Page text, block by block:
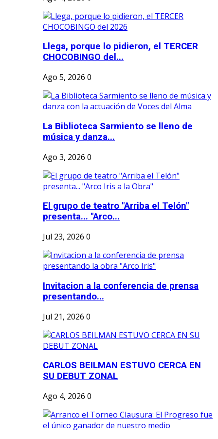
Llega, porque lo pidieron, el TERCER
CHOCOBINGO del...
Ago 5, 2026 0
La Biblioteca Sarmiento se lleno de
música y danza...
Ago 3, 2026 0
El grupo de teatro "Arriba el Telón"
presenta... "Arco...
Jul 23, 2026 0
Invitacion a la conferencia de prensa
presentando...
Jul 21, 2026 0
CARLOS BEILMAN ESTUVO CERCA EN
SU DEBUT ZONAL
Ago 4, 2026 0